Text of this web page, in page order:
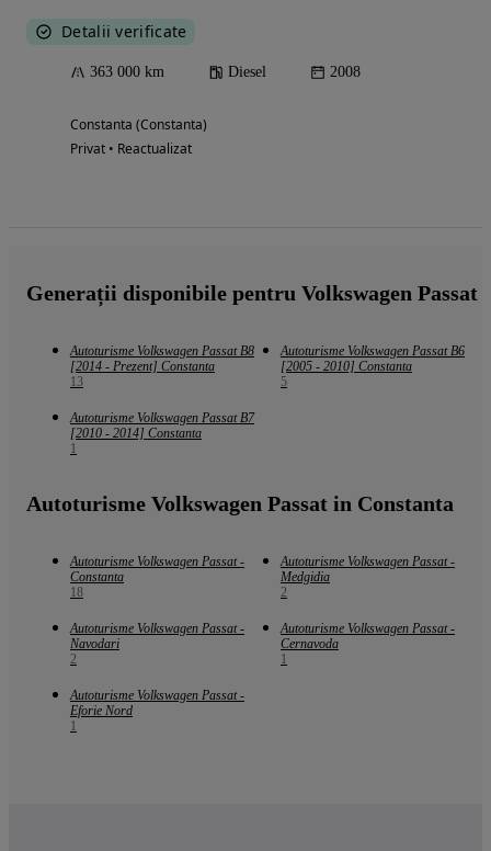
Detalii verificate
363 000 km Diesel 2008
Constanta (Constanta)
Privat • Reactualizat
Generații disponibile pentru Volkswagen Passat
Autoturisme Volkswagen Passat B8
[2014 - Prezent] Constanta
13
Autoturisme Volkswagen Passat B6
[2005 - 2010] Constanta
5
Autoturisme Volkswagen Passat B7
[2010 - 2014] Constanta
1
Autoturisme Volkswagen Passat in Constanta
Autoturisme Volkswagen Passat -
Constanta
18
Autoturisme Volkswagen Passat -
Medgidia
2
Autoturisme Volkswagen Passat -
Navodari
2
Autoturisme Volkswagen Passat -
Cernavoda
1
Autoturisme Volkswagen Passat -
Eforie Nord
1